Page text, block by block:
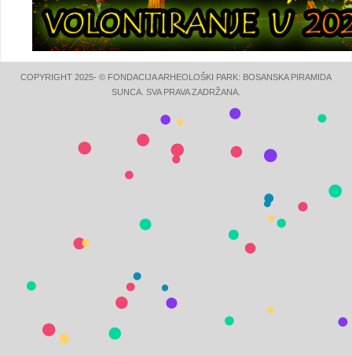
COPYRIGHT 2025- © FONDACIJA ARHEOLOŠKI PARK: BOSANSKA PIRAMIDA
SUNCA. SVA PRAVA ZADRŽANA.